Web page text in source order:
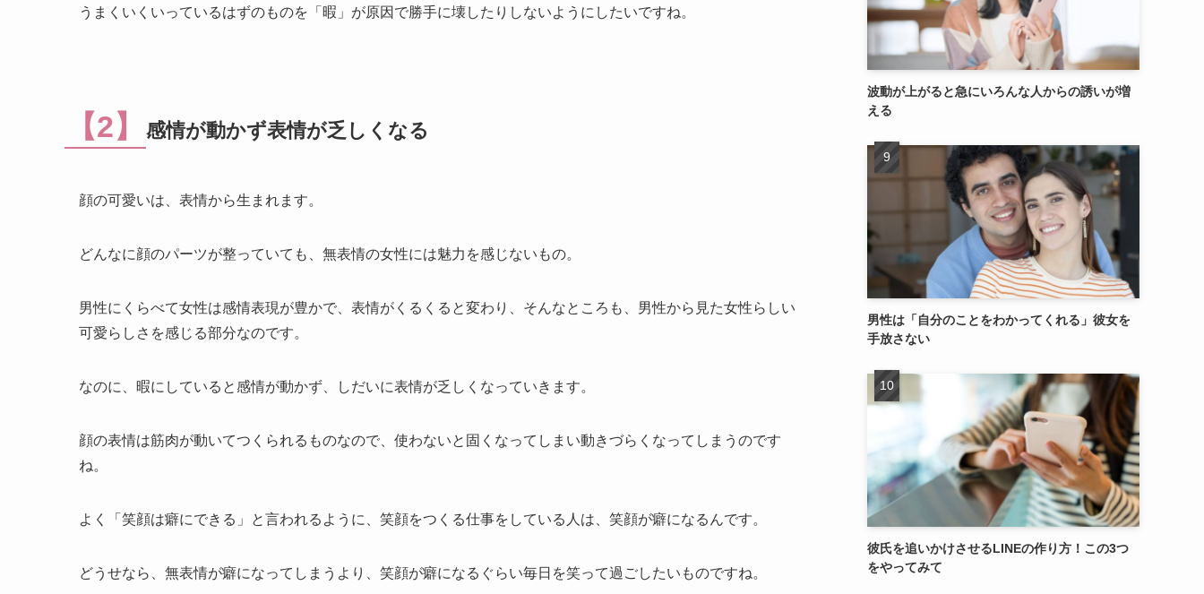
うまくいくいっているはずのものを「暇」が原因で勝手に壊したりしないようにしたいですね。
【2】 感情が動かず表情が乏しくなる
顔の可愛いは、表情から生まれます。
どんなに顔のパーツが整っていても、無表情の女性には魅力を感じないもの。
男性にくらべて女性は感情表現が豊かで、表情がくるくると変わり、そんなところも、男性から見た女性らしい
可愛らしさを感じる部分なのです。
なのに、暇にしていると感情が動かず、しだいに表情が乏しくなっていきます。
顔の表情は筋肉が動いてつくられるものなので、使わないと固くなってしまい動きづらくなってしまうのです
ね。
よく「笑顔は癖にできる」と言われるように、笑顔をつくる仕事をしている人は、笑顔が癖になるんです。
どうせなら、無表情が癖になってしまうより、笑顔が癖になるぐらい毎日を笑って過ごしたいものですね。
波動が上がると急にいろんな人からの誘いが増
える
男性は「自分のことをわかってくれる」彼女を
手放さない
彼氏を追いかけさせるLINEの作り方！この3つ
をやってみて